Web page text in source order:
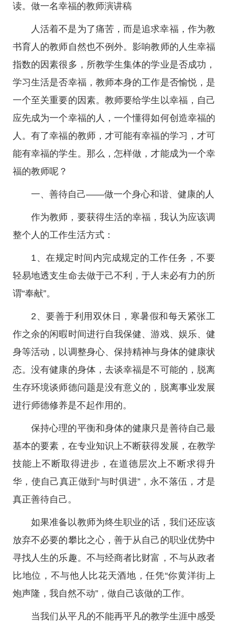
读。做一名幸福的教师演讲稿
人活着不是为了痛苦，而是追求幸福，作为教
书育人的教师自然也不例外。影响教师的人生幸福
指数的因素很多，所教学生集体的学业是否成功，
学习生活是否幸福，教师本身的工作是否愉悦，是
一个至关重要的因素。教师要给学生以幸福，自己
应先成为一个幸福的人，一个懂得如何创造幸福的
人。有了幸福的教师，才可能有幸福的学习，才可
能有幸福的学生。那么，怎样做，才能成为一个幸
福的教师呢？
一、善待自己——做一个身心和谐、健康的人
作为教师，要获得生活的幸福，我认为应该调
整个人的工作生活方式：
1、在规定时间内完成规定的工作任务，不要
轻易地透支生命去做于己不利，于人未必有力的所
谓“奉献”。
2、要善于利用双休日，寒暑假和每天紧张工
作之余的闲暇时间进行自我保健、游戏、娱乐、健
身等活动，以调整身心、保持精神与身体的健康状
态。没有健康的身体，去谈幸福是不可能的，脱离
生存环境谈师德问题是没有意义的，脱离事业发展
进行师德修养是不起作用的。
保持心理的平衡和身体的健康只是善待自己最
基本的要素，在专业知识上不断获得发展，在教学
技能上不断取得进步，在道德层次上不断求得升
华，使自己真正做到“与时俱进”，永不落伍，才是
真正善待自己。
如果准备以教师为终生职业的话，我们还应该
放弃不必要的攀比之心，善于从自己的职业优势中
寻找人生的乐趣。不与经商者比财富，不与从政者
比地位，不与他人比花天酒地，任凭“你黄洋街上
炮声隆，我自然不动”，做自己该做的工作。
当我们从平凡的不能再平凡的教学生涯中感受